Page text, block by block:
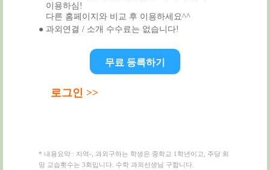
이용하심!
다른 홈페이지와 비교 후 이용하세요^^
● 과외연결 / 소개 수수료는 없습니다!
무료 등록하기
로그인 >>
* 내용요약 : 지역-, 과외구하는 학생은 중학교 1학년이고, 주당 희
망 교습횟수는 3회입니다. 수학 과외선생님 구합니다.